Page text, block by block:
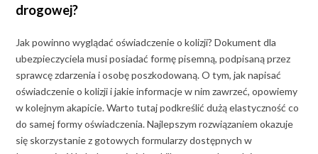
drogowej?
Jak powinno wyglądać oświadczenie o kolizji? Dokument dla
ubezpieczyciela musi posiadać formę pisemną, podpisaną przez
sprawcę zdarzenia i osobę poszkodowaną. O tym, jak napisać
oświadczenie o kolizji i jakie informacje w nim zawrzeć, opowiemy
w kolejnym akapicie. Warto tutaj podkreślić dużą elastyczność co
do samej formy oświadczenia. Najlepszym rozwiązaniem okazuje
się skorzystanie z gotowych formularzy dostępnych w